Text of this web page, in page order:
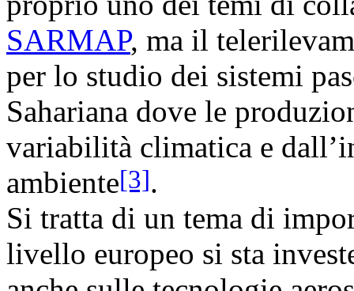
SARMAP, ma il
per lo studio dei sistemi
Sahariana dove le
variabilità climatica e
ambiente[3].
Si tratta di un tema di
livello europeo si sta